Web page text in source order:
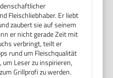
Fleischliebhaber. Er liebt
zaubert sie auf seinem
er nicht gerade Zeit mit
verbringt, teilt er
rund um Fleischqualität
um Leser zu inspirieren,
Grillprofi zu werden.